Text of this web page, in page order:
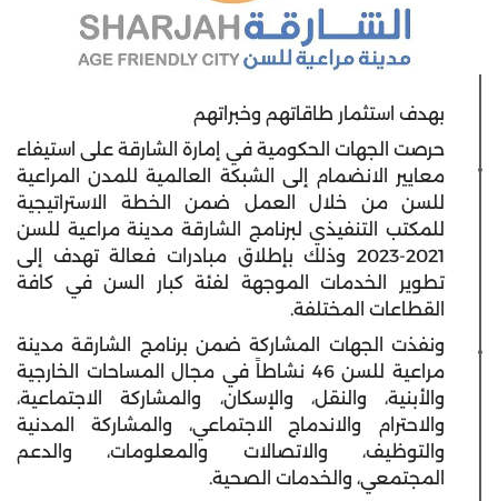
بهدف استثمار طاقاتهم وخبراتهم
حرصت الجهات الحكومية في إمارة الشارقة على استيفاء
معايير الانضمام إلى الشبكة العالمية للمدن المراعية
للسن من خلال العمل ضمن الخطة الاستراتيجية
للمكتب التنفيذي لبرنامج الشارقة مدينة مراعية للسن
2021-2023 وذلك بإطلاق مبادرات فعالة تهدف إلى
تطوير الخدمات الموجهة لفئة كبار السن في كافة
القطاعات المختلفة.
ونفذت الجهات المشاركة ضمن برنامج الشارقة مدينة
مراعية للسن 46 نشاطاً في مجال المساحات الخارجية
والأبنية، والنقل، والإسكان، والمشاركة الاجتماعية،
والاحترام والاندماج الاجتماعي، والمشاركة المدنية
والتوظيف، والاتصالات والمعلومات، والدعم
المجتمعي، والخدمات الصحية.